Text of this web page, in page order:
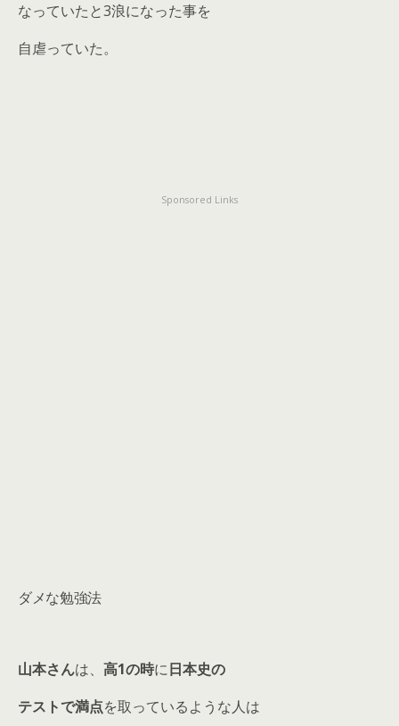
なっていたと3浪になった事を
自虐っていた。
Sponsored Links
ダメな勉強法
山本さんは、 高1の時に日本史の
テストで満点を取っているような人は